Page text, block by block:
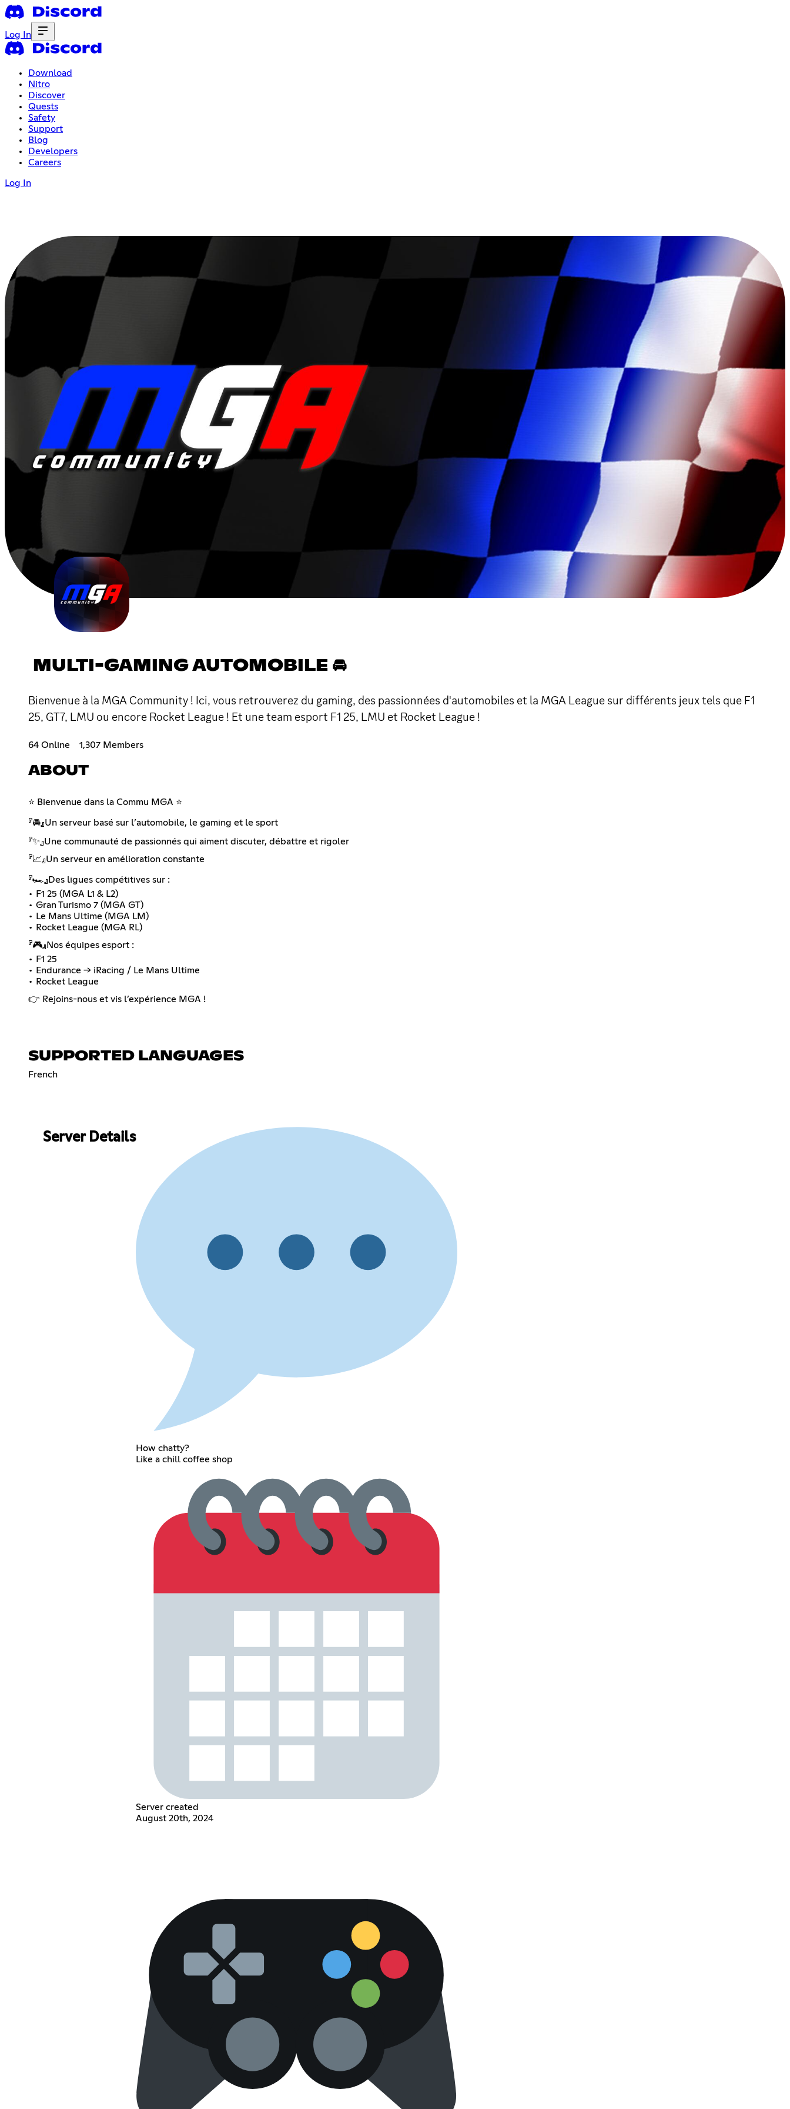
Log In
Download
Nitro
Discover
Quests
Safety
Support
Blog
Developers
Careers
Log In
MULTI-GAMING AUTOMOBILE 🚘
Bienvenue à la MGA Community ! Ici, vous retrouverez du gaming, des passionnées d'automobiles et la MGA League sur différents jeux tels que F1
25, GT7, LMU ou encore Rocket League ! Et une team esport F1 25, LMU et Rocket League !
64 Online 1,307 Members
ABOUT
⭐️ Bienvenue dans la Commu MGA ⭐️
『🚘』Un serveur basé sur l’automobile, le gaming et le sport
『✨️』Une communauté de passionnés qui aiment discuter, débattre et rigoler
『📈』Un serveur en amélioration constante
『🏎️』Des ligues compétitives sur :
• F1 25 (MGA L1 & L2)
• Gran Turismo 7 (MGA GT)
• Le Mans Ultime (MGA LM)
• Rocket League (MGA RL)
『🎮』Nos équipes esport :
• F1 25
• Endurance → iRacing / Le Mans Ultime
• Rocket League
👉 Rejoins-nous et vis l’expérience MGA !
SUPPORTED LANGUAGES
French
Server Details
How chatty?
Like a chill coffee shop
Server created
August 20th, 2024